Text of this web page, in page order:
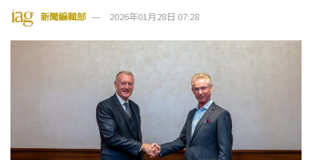
新聞編輯部 2026年01月28日 07:28